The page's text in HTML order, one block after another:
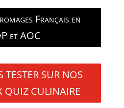
Français en
et AOC
TESTER SUR NOS
QUIZ CULINAIRE